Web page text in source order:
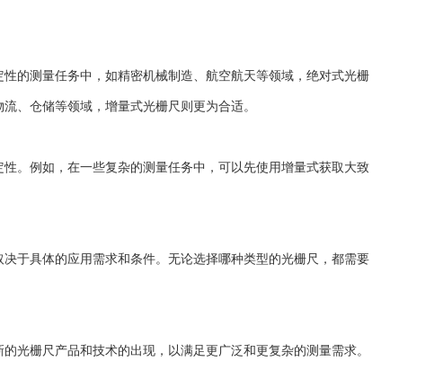
测量任务中，如精密机械制造、航空航天等领域，绝对式光栅
、仓储等领域，增量式光栅尺则更为合适。
例如，在一些复杂的测量任务中，可以先使用增量式获取大致
具体的应用需求和条件。无论选择哪种类型的光栅尺，都需要
栅尺产品和技术的出现，以满足更广泛和更复杂的测量需求。